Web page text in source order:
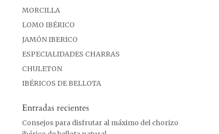
MORCILLA
LOMO IBÉRICO
JAMÓN IBERICO
ESPECIALIDADES CHARRAS
CHULETON
IBÉRICOS DE BELLOTA
Entradas recientes
Consejos para disfrutar al máximo del chorizo